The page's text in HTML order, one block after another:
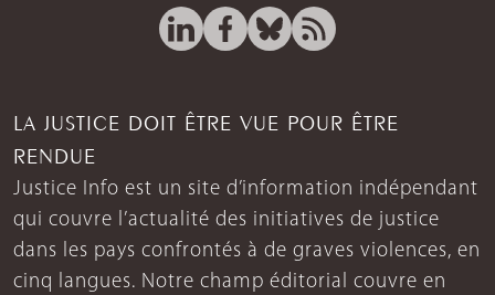
LA JUSTICE DOIT ÊTRE VUE POUR ÊTRE
RENDUE
Justice Info est un site d’information indépendant
qui couvre l’actualité des initiatives de justice
dans les pays confrontés à de graves violences, en
cinq langues. Notre champ éditorial couvre en